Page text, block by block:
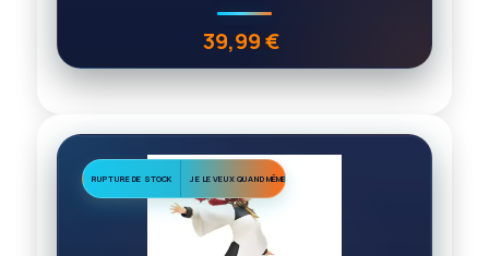
Prix
39,99 €
RUPTURE DE STOCK JE LE VEUX QUAND MÊME